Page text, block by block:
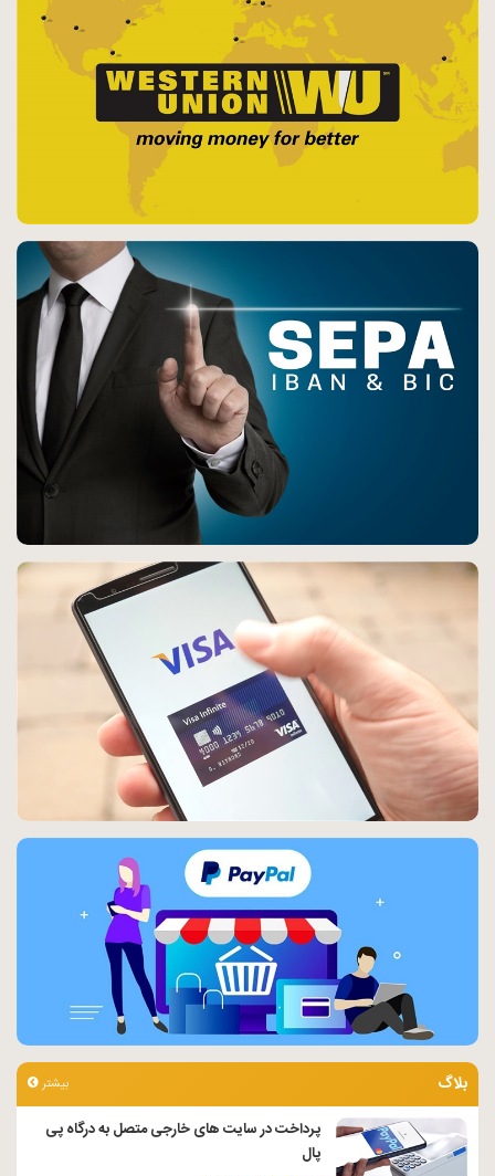
بلاگ بیشتر
پرداخت در سایت های خارجی متصل به درگاه پی
پال